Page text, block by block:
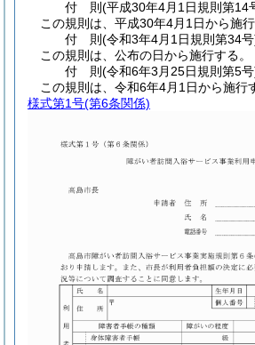
付 則(平成30年4月1日規則第14
この規則は、平成30年4月1日から施行
付 則(令和3年4月1日規則第34
この規則は、公布の日から施行する。
付 則(令和6年3月25日規則第5
この規則は、令和6年4月1日から施行
様式第1号(第6条関係)